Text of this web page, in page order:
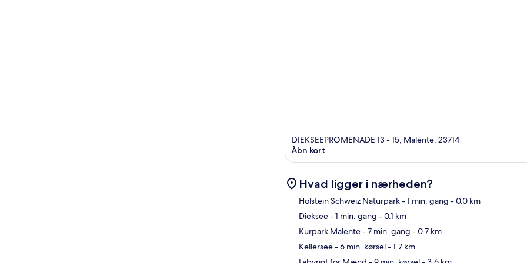
DIEKSEEPROMENADE 13 - 15, Malente, 23714
Åbn kort
Hvad ligger i nærheden?
Holstein Schweiz Naturpark- 1 min. gang - 0.0 km
Dieksee- 1 min. gang - 0.1 km
Kurpark Malente- 7 min. gang - 0.7 km
Kellersee- 6 min. kørsel- 1.7 km